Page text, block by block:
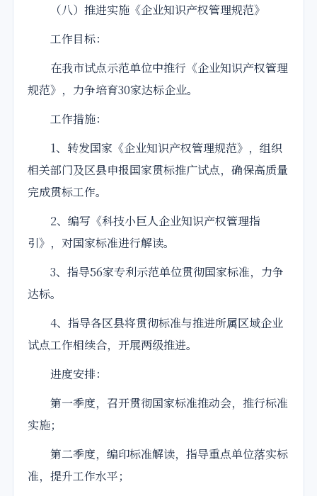
（八）推进实施《企业知识产权管理规范》
工作目标：
在我市试点示范单位中推行《企业知识产权管理
规范》，力争培育30家达标企业。
工作措施：
1、转发国家《企业知识产权管理规范》， 组织
相关部门及区县申报国家贯标推广试点，确保高质量
完成贯标工作。
2、编写《科技小巨人企业知识产权管理指
引》，对国家标准进行解读。
3、指导56家专利示范单位贯彻国家标准，力争
达标。
4、指导各区县将贯彻标准与推进所属区域企业
试点工作相续合，开展两级推进。
进度安排：
第一季度，召开贯彻国家标准推动会，推行标准
实施；
第二季度，编印标准解读，指导重点单位落实标
准，提升工作水平；